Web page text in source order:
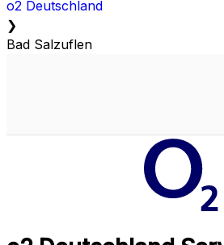
o2 Deutschland
❯
Bad Salzuflen